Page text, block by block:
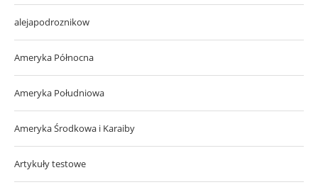
alejapodroznikow
Ameryka Północna
Ameryka Południowa
Ameryka Środkowa i Karaiby
Artykuły testowe